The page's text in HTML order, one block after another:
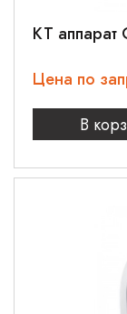
КТ аппарат
Цена по
В